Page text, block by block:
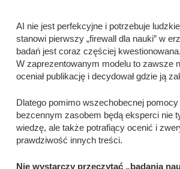
AI nie jest perfekcyjne i potrzebuje
stanowi pierwszy „firewall dla nauki” w
badań jest coraz częściej kwestionowana.
W zaprezentowanym modelu to zawsze
oceniał publikację i decydował gdzie ją
Dlatego pomimo wszechobecnej pomocy
bezcennym zasobem będą eksperci nie
wiedzę, ale także potrafiący ocenić i
prawdziwość innych treści.
Nie wystarczy przeczytać „badania